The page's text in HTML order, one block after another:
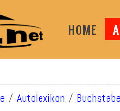
HOME
Autolexikon